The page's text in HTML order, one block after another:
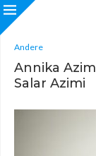
Andere
Annika
Salar Azimi